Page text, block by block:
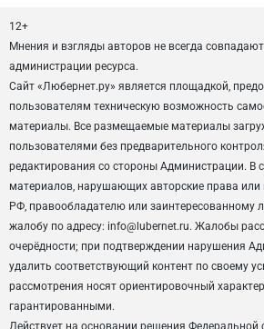
12+
Мнения и взгляды авторов не всегда
администрации ресурса.
Сайт «Любернет.ру» является площадкой,
пользователям техническую возможность
материалы. Все размещаемые материалы
пользователями без предварительного
редактирования со стороны Администрации. В
материалов, нарушающих авторские права или
РФ, правообладателю или заинтересованному
жалобу по адресу: info@lubernet.ru. Жалобы
очерёдности; при подтверждении нарушения
удалить соответствующий контент по своему
рассмотрения носят ориентировочный
гарантированными.
Действует на основании решения Федеральной